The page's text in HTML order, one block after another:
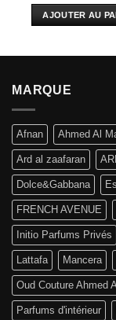
AJOUTER AU
MARQUE
Afnan Ahmed Al
Ard al zaafaran
Dolce&Gabbana
FRENCH AVENUE
Initio Parfums Privés
Lattafa Mancera
Oud Couture Ahmed
Parfums d'intérieur